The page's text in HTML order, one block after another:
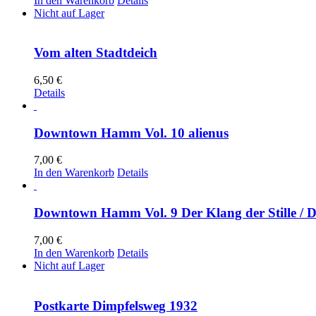
Nicht auf Lager
Vom alten Stadtdeich
6,50 €
Details
Downtown Hamm Vol. 10 alienus
7,00 €
In den Warenkorb Details
Downtown Hamm Vol. 9 Der Klang der Stille /
7,00 €
In den Warenkorb Details
Nicht auf Lager
Postkarte Dimpfelsweg 1932